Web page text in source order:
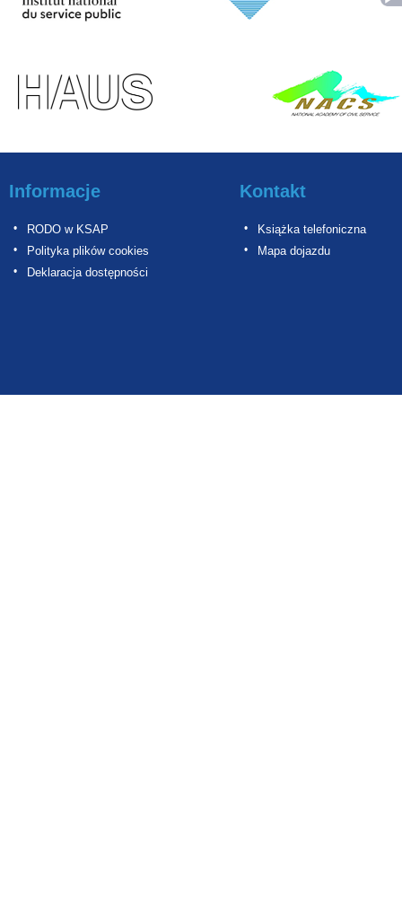
Informacje
RODO w KSAP
Polityka plików cookies
Deklaracja dostępności
Kontakt
Książka telefoniczna
Mapa dojazdu